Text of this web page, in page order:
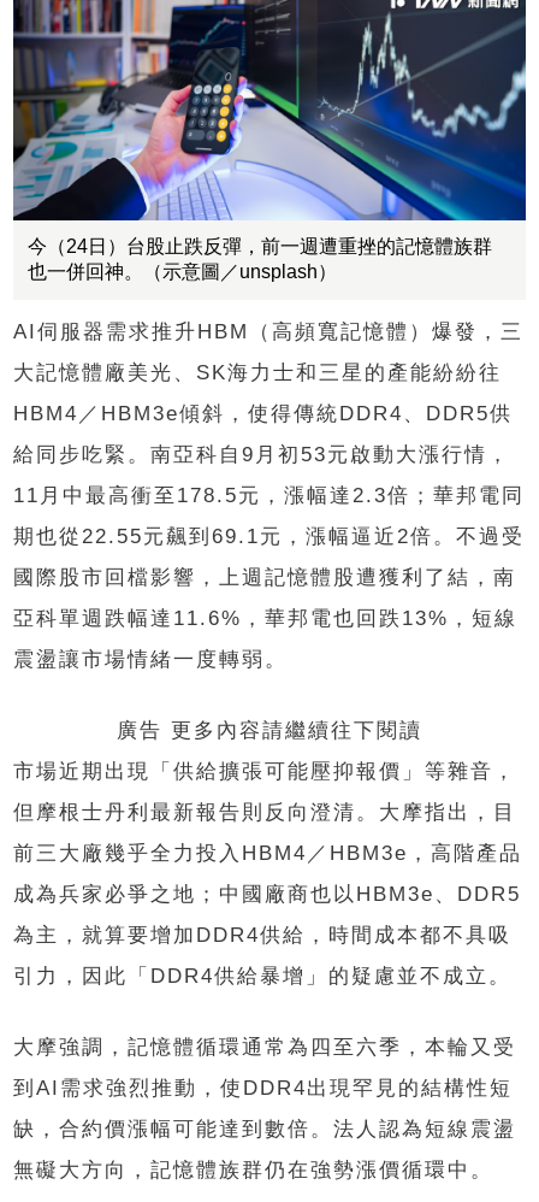
今（24日）台股止跌反彈，前一週遭重挫的記憶體族群
也一併回神。（示意圖／unsplash）
AI伺服器需求推升HBM（高頻寬記憶體）爆發，三
大記憶體廠美光、SK海力士和三星的產能紛紛往
HBM4／HBM3e傾斜，使得傳統DDR4、DDR5供
給同步吃緊。南亞科自9月初53元啟動大漲行情，
11月中最高衝至178.5元，漲幅達2.3倍；華邦電同
期也從22.55元飆到69.1元，漲幅逼近2倍。不過受
國際股市回檔影響，上週記憶體股遭獲利了結，南
亞科單週跌幅達11.6%，華邦電也回跌13%，短線
震盪讓市場情緒一度轉弱。
廣告 更多內容請繼續往下閱讀
市場近期出現「供給擴張可能壓抑報價」等雜音，
但摩根士丹利最新報告則反向澄清。大摩指出，目
前三大廠幾乎全力投入HBM4／HBM3e，高階產品
成為兵家必爭之地；中國廠商也以HBM3e、DDR5
為主，就算要增加DDR4供給，時間成本都不具吸
引力，因此「DDR4供給暴增」的疑慮並不成立。
大摩強調，記憶體循環通常為四至六季，本輪又受
到AI需求強烈推動，使DDR4出現罕見的結構性短
缺，合約價漲幅可能達到數倍。法人認為短線震盪
無礙大方向，記憶體族群仍在強勢漲價循環中。